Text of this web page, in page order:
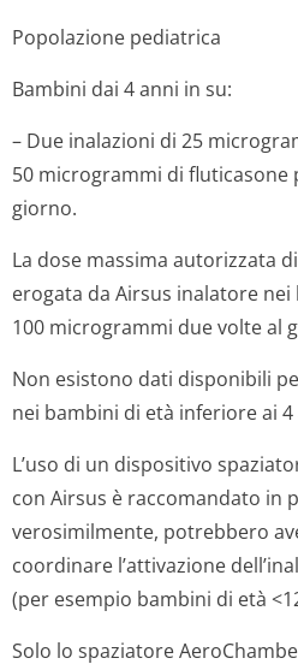
Popolazione pediatrica
Bambini dai 4 anni in su:
– Due inalazioni di 25
50 microgrammi di fluticasone
giorno.
La dose massima autorizzata
erogata da Airsus inalatore nei
100 microgrammi due volte al
Non esistono dati disponibili
nei bambini di età inferiore ai 4
L’uso di un dispositivo
con Airsus è raccomandato in
verosimilmente, potrebbero
coordinare l’attivazione
(per esempio bambini di età
Solo lo spaziatore